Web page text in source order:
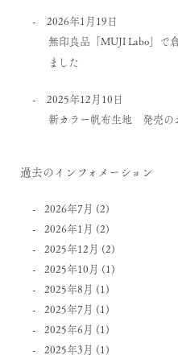
2026年1月19日
無印良品「MUJI Labo」で
ました
2025年12月10日
新カラー帆布生地 発売の
過去のインフォメーション
2026年7月 (2)
2026年1月 (2)
2025年12月 (2)
2025年10月 (1)
2025年8月 (1)
2025年7月 (1)
2025年6月 (1)
2025年3月 (1)